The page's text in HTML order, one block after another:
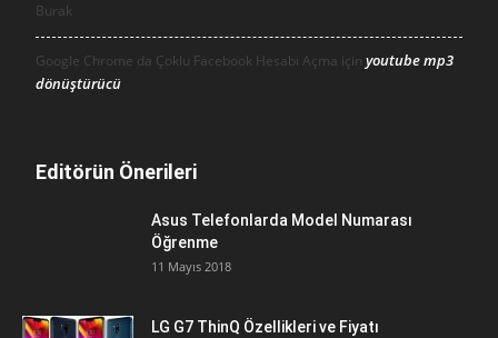
Burak
Google Chrome da Çoklu Facebook Hesabı Açma için youtube mp3
dönüştürücü
Editörün Önerileri
Asus Telefonlarda Model Numarası
Öğrenme
11 Mayıs 2018
LG G7 ThinQ Özellikleri ve Fiyatı